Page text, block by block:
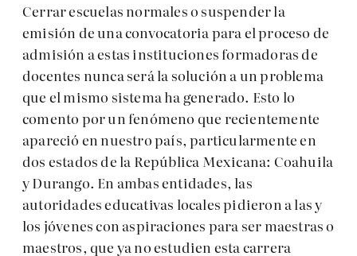
Cerrar escuelas normales o suspender la
emisión de una convocatoria para el proceso de
admisión a estas instituciones formadoras de
docentes nunca será la solución a un problema
que el mismo sistema ha generado. Esto lo
comento por un fenómeno que recientemente
apareció en nuestro país, particularmente en
dos estados de la República Mexicana: Coahuila
y Durango. En ambas entidades, las
autoridades educativas locales pidieron a las y
los jóvenes con aspiraciones para ser maestras o
maestros, que ya no estudien esta carrera